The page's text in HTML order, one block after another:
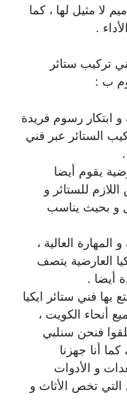
لا مثيل لها ، كما
.
تركيب ستائر
ب :
ابتكار رسوم فريدة
الستائر عبر فني
يقوم أيضا
للستائر و
و بحيث يناسب
العالية ،
العارضية يتصف
أيضا .
بها فني ستائر ايكيا
أنحاء الكويت ،
، لا تقلقوا فنحن سنلبي
أنا جهزنا
و الأدوات
التي تخص الأثاث و